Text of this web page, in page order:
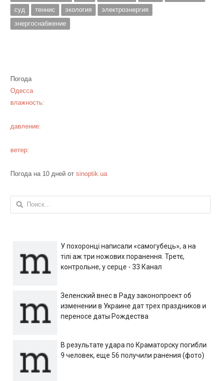
суд
теннис экология
электроэнергия
энергоснабжение
Погода
Одесса
влажность:
давление:
ветер:
Погода на 10 дней от sinoptik.ua
Найти:
У похоронці написали «самогубець», а на
тілі аж три ножових поранення. Третє,
контрольне, у серце - 33 Канал
Зеленский внес в Раду законопроект об
изменении в Украине дат трех праздников и
переносе даты Рождества
В результате удара по Краматорску погибли
9 человек, еще 56 получили ранения (фото)